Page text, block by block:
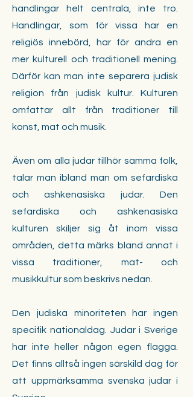
handlingar helt centrala, inte tro.
Handlingar, som för vissa har en
religiös innebörd, har för andra en
mer kulturell och traditionell mening.
Därför kan man inte separera judisk
religion från judisk kultur. Kulturen
omfattar allt från traditioner till
konst, mat och musik.
Även om alla judar tillhör samma folk,
talar man ibland man om sefardiska
och ashkenasiska judar. Den
sefardiska och ashkenasiska
kulturen skiljer sig åt inom vissa
områden, detta märks bland annat i
vissa traditioner, mat- och
musikkultur som beskrivs nedan.
Den judiska minoriteten har ingen
specifik nationaldag. Judar i Sverige
har inte heller någon egen flagga.
Det finns alltså ingen särskild dag för
att uppmärksamma svenska judar i